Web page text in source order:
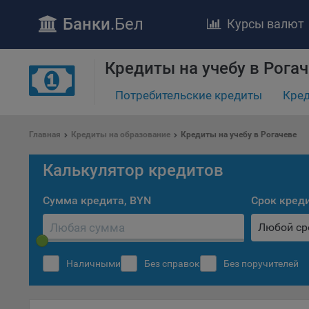
Банки.Бел Курсы валют
Кредиты на учебу в
Потребительские кредиты
Главная Кредиты на образование Кредиты на учебу в Рогачеве
Калькулятор кредитов
Сумма кредита, BYN Срок
Любой
Наличными Без справок Без поручителей